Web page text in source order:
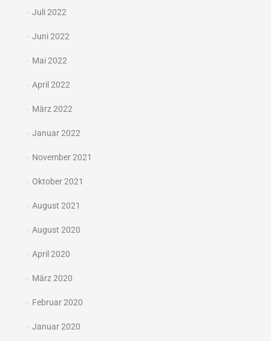
Juli 2022
Juni 2022
Mai 2022
April 2022
März 2022
Januar 2022
November 2021
Oktober 2021
August 2021
August 2020
April 2020
März 2020
Februar 2020
Januar 2020